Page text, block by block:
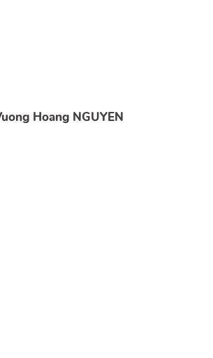
Hoang NGUYEN